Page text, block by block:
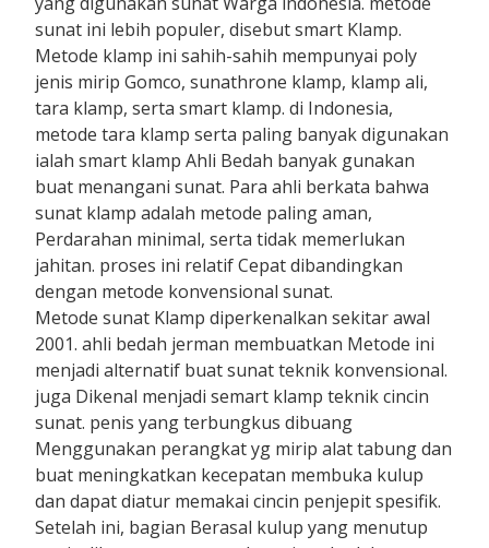
sunat ini lebih populer, disebut smart Klamp.
Metode klamp ini sahih-sahih mempunyai poly
jenis mirip Gomco, sunathrone klamp, klamp ali,
tara klamp, serta smart klamp. di Indonesia,
metode tara klamp serta paling banyak digunakan
ialah smart klamp Ahli Bedah banyak gunakan
buat menangani sunat. Para ahli berkata bahwa
sunat klamp adalah metode paling aman,
Perdarahan minimal, serta tidak memerlukan
jahitan. proses ini relatif Cepat dibandingkan
dengan metode konvensional sunat.
Metode sunat Klamp diperkenalkan sekitar awal
2001. ahli bedah jerman membuatkan Metode ini
menjadi alternatif buat sunat teknik konvensional.
juga Dikenal menjadi semart klamp teknik cincin
sunat. penis yang terbungkus dibuang
Menggunakan perangkat yg mirip alat tabung dan
buat meningkatkan kecepatan membuka kulup
dan dapat diatur memakai cincin penjepit spesifik.
Setelah ini, bagian Berasal kulup yang menutup